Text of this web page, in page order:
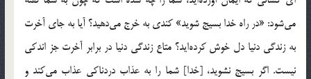
می‌شود: «در راه خدا بسیج شوید» کندی به خرج می‌دهید؟ آیا به جای آخرت
به زندگی دنیا دل خوش کرده‌اید؟ متاع زندگی دنیا در برابر آخرت جز اندکی
نیست. اگر بسیج نشوید، [خدا] شما را به عذاب دردناکی عذاب می‌کند و